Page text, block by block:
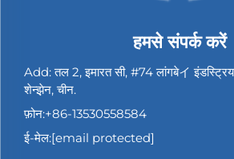
हमसे संपर्क करें
Add: तल 2, इमारत सी, #74 लांगबेイ
शेन्झ़ेन, चीन.
फ़ोन:+86-13530558584
ई-मेल:[email protected]